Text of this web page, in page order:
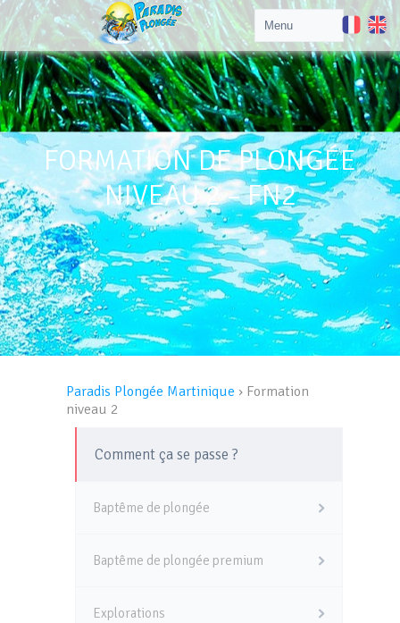
FORMATION DE PLONGÉE
NIVEAU 2 – FN2
Paradis Plongée Martinique › Formation
niveau 2
Comment ça se passe ?
Baptême de plongée
Baptême de plongée premium
Explorations